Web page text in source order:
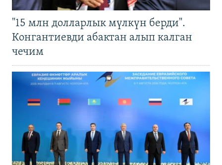
"15 млн долларлык мүлкүн берди".
Конгантиевди абактан алып калган
чечим